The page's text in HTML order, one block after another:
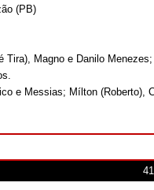
(PB)
Tira), Magno e Danilo Menezes;
e Messias; Mílton (Roberto),